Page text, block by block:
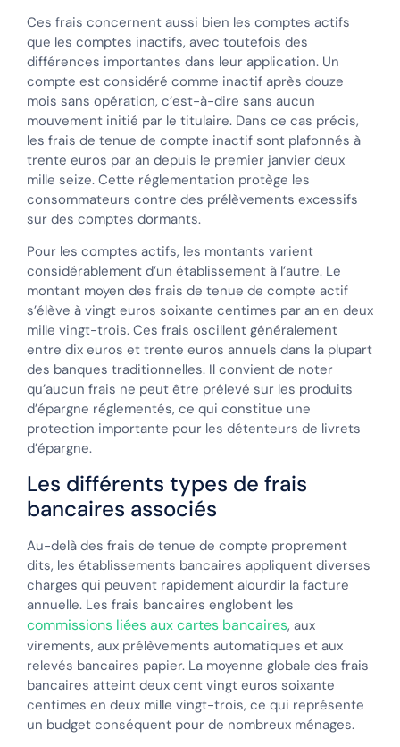
Ces frais concernent aussi bien les comptes actifs
que les comptes inactifs, avec toutefois des
différences importantes dans leur application. Un
compte est considéré comme inactif après douze
mois sans opération, c’est-à-dire sans aucun
mouvement initié par le titulaire. Dans ce cas précis,
les frais de tenue de compte inactif sont plafonnés à
trente euros par an depuis le premier janvier deux
mille seize. Cette réglementation protège les
consommateurs contre des prélèvements excessifs
sur des comptes dormants.
Pour les comptes actifs, les montants varient
considérablement d’un établissement à l’autre. Le
montant moyen des frais de tenue de compte actif
s’élève à vingt euros soixante centimes par an en deux
mille vingt-trois. Ces frais oscillent généralement
entre dix euros et trente euros annuels dans la plupart
des banques traditionnelles. Il convient de noter
qu’aucun frais ne peut être prélevé sur les produits
d’épargne réglementés, ce qui constitue une
protection importante pour les détenteurs de livrets
d’épargne.
Les différents types de frais
bancaires associés
Au-delà des frais de tenue de compte proprement
dits, les établissements bancaires appliquent diverses
charges qui peuvent rapidement alourdir la facture
annuelle. Les frais bancaires englobent les
commissions liées aux cartes bancaires, aux
virements, aux prélèvements automatiques et aux
relevés bancaires papier. La moyenne globale des frais
bancaires atteint deux cent vingt euros soixante
centimes en deux mille vingt-trois, ce qui représente
un budget conséquent pour de nombreux ménages.